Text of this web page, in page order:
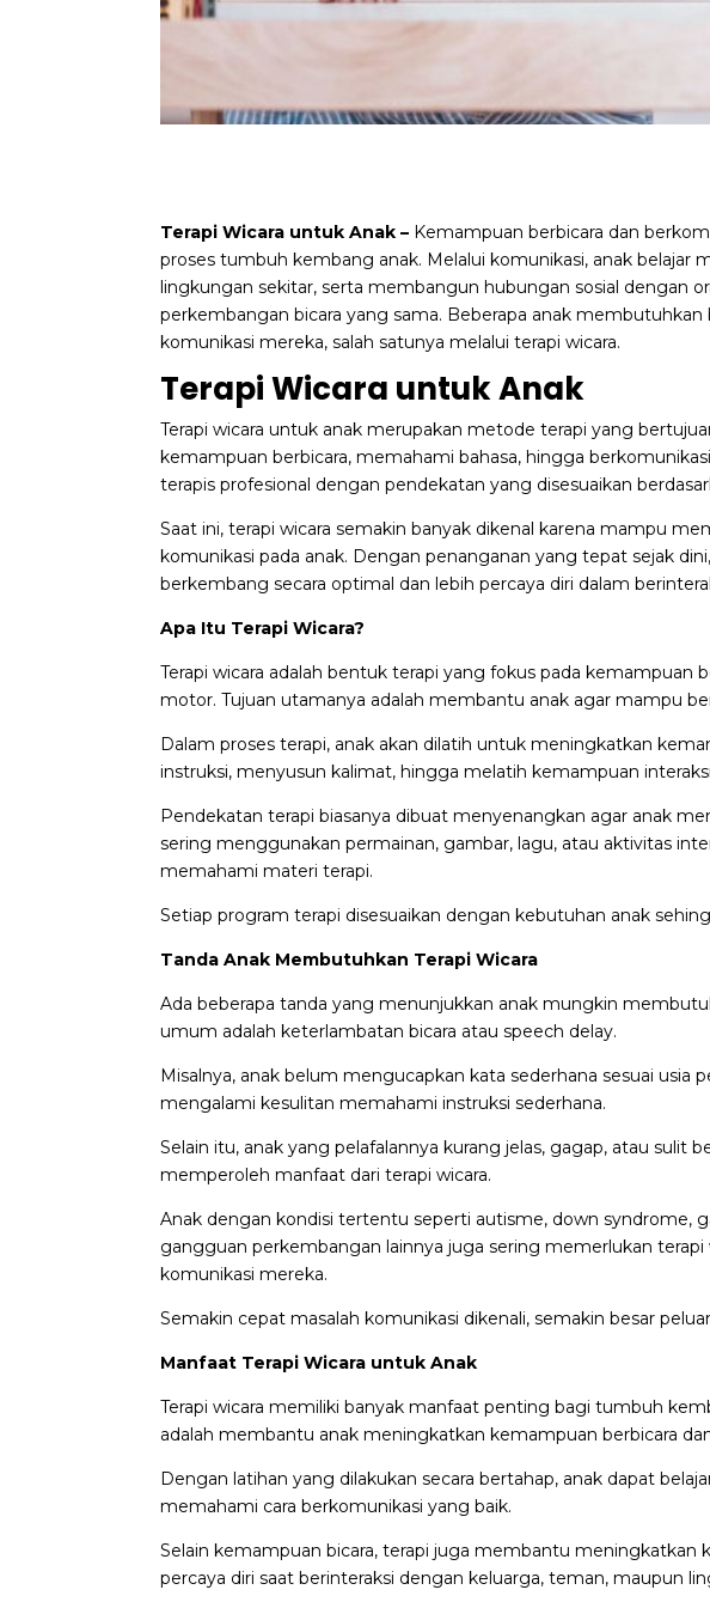
Terapi Wicara untuk Anak – Kemampuan berbicara dan
proses tumbuh kembang anak. Melalui komunikasi, anak belajar
lingkungan sekitar, serta membangun hubungan sosial dengan
perkembangan bicara yang sama. Beberapa anak
komunikasi mereka, salah satunya melalui terapi wicara.
Terapi Wicara untuk Anak
Terapi wicara untuk anak merupakan metode terapi yang
kemampuan berbicara, memahami bahasa, hingga
terapis profesional dengan pendekatan yang disesuaikan
Saat ini,terapi wicara semakin banyak dikenal karena mampu
komunikasi pada anak. Dengan penanganan yang tepat sejak
berkembang secara optimal dan lebih percaya diri dalam
Apa Itu Terapi Wicara?
Terapi wicara adalah bentuk terapi yang fokus pada kemampuan
motor. Tujuan utamanya adalah membantu anak agar mampu
Dalam proses terapi, anak akan dilatih untuk meningkatkan
instruksi, menyusun kalimat, hingga melatih kemampuan
Pendekatan terapi biasanya dibuat menyenangkan agar anak
sering menggunakan permainan, gambar, lagu, atau aktivitas
memahami materi terapi.
Setiap program terapi disesuaikan dengan kebutuhan anak
Tanda Anak Membutuhkan Terapi Wicara
Ada beberapa tanda yang menunjukkan anak mungkin
umum adalah keterlambatan bicara atau speech delay.
Misalnya, anak belum mengucapkan kata sederhana sesuai
mengalami kesulitan memahami instruksi sederhana.
Selain itu, anak yang pelafalannya kurang jelas, gagap, atau sulit
memperoleh manfaat dari terapi wicara.
Anak dengan kondisi tertentu seperti autisme, down syndrome,
gangguan perkembangan lainnya juga sering memerlukan
komunikasi mereka.
Semakin cepat masalah komunikasi dikenali, semakin besar
Manfaat Terapi Wicara untuk Anak
Terapi wicara memiliki banyak manfaat penting bagi tumbuh
adalah membantu anak meningkatkan kemampuan berbicara
Dengan latihan yang dilakukan secara bertahap, anak dapat
memahami cara berkomunikasi yang baik.
Selain kemampuan bicara, terapi juga membantu meningkatkan
percaya diri saat berinteraksi dengan keluarga, teman, maupun